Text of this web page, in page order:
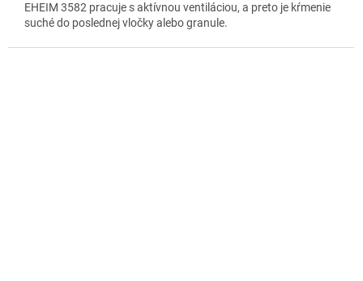
EHEIM 3582 pracuje s aktívnou ventiláciou, a preto je kŕmenie
suché do poslednej vločky alebo granule.